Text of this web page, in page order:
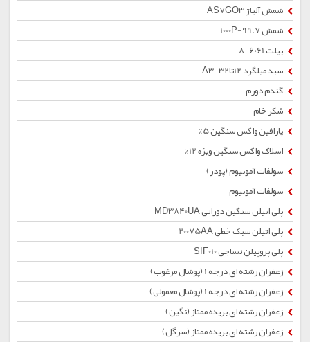
شمش آلیاژ AS7GO3
شمش 1000P-99.7
بیلت 6061-8
سبد میلگرد 12تا32-A3
گندم دورم
شکر خام
پارافین واکس سنگین 5%
اسلاک واکس سنگین ویژه 12%
سولفات آمونیوم (پودر)
سولفات آمونیوم
پلی اتیلن سنگین دورانی MD3840UA
پلی اتیلن سبک خطی 20075AA
پلی پروپیلن نساجی SIF010
زعفران رشته ای درجه 1 (پوشال مرغوب)
زعفران رشته ای درجه 1 (پوشال معمولی)
زعفران رشته ای بریده ممتاز (نگین)
زعفران رشته ای بریده ممتاز (سرگل)